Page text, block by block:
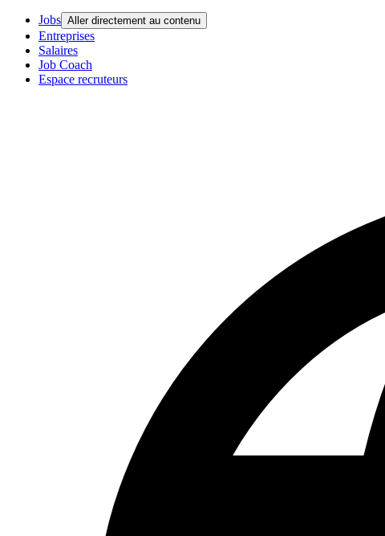
Jobs Aller directement au contenu
Entreprises
Salaires
Job Coach
Espace recruteurs